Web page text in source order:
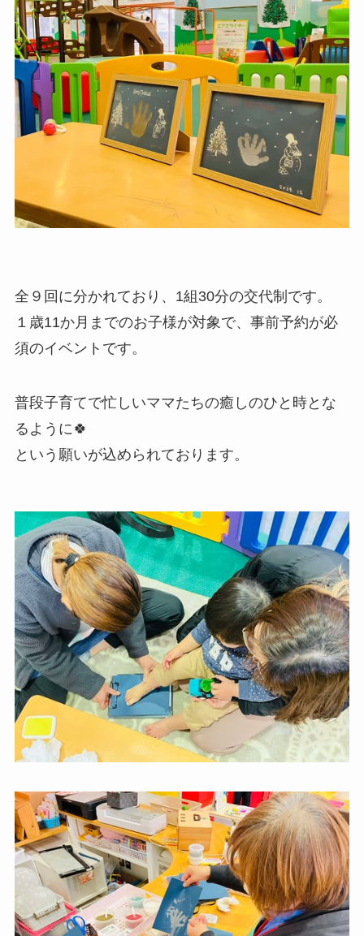
全９回に分かれており、1組30分の交代制です。
１歳11か月までのお子様が対象で、事前予約が必
須のイベントです。
普段子育てで忙しいママたちの癒しのひと時とな
るように🍀
という願いが込められております。